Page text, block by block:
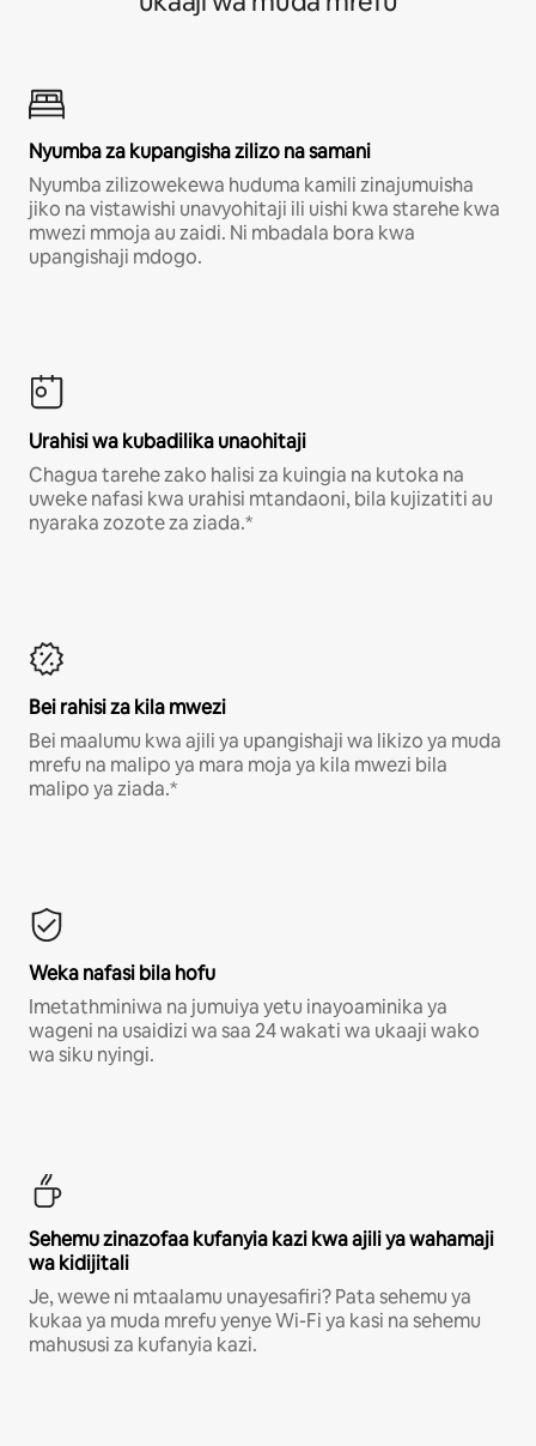
Nyumba za kupangisha zilizo na samani
Nyumba zilizowekewa huduma kamili zinajumuisha
jiko na vistawishi unavyohitaji ili uishi kwa starehe kwa
mwezi mmoja au zaidi. Ni mbadala bora kwa
upangishaji mdogo.
Urahisi wa kubadilika unaohitaji
Chagua tarehe zako halisi za kuingia na kutoka na
uweke nafasi kwa urahisi mtandaoni, bila kujizatiti au
nyaraka zozote za ziada.*
Bei rahisi za kila mwezi
Bei maalumu kwa ajili ya upangishaji wa likizo ya muda
mrefu na malipo ya mara moja ya kila mwezi bila
malipo ya ziada.*
Weka nafasi bila hofu
Imetathminiwa na jumuiya yetu inayoaminika ya
wageni na usaidizi wa saa 24 wakati wa ukaaji wako
wa siku nyingi.
Sehemu zinazofaa kufanyia kazi kwa ajili ya wahamaji
wa kidijitali
Je, wewe ni mtaalamu unayesafiri? Pata sehemu ya
kukaa ya muda mrefu yenye Wi-Fi ya kasi na sehemu
mahususi za kufanyia kazi.